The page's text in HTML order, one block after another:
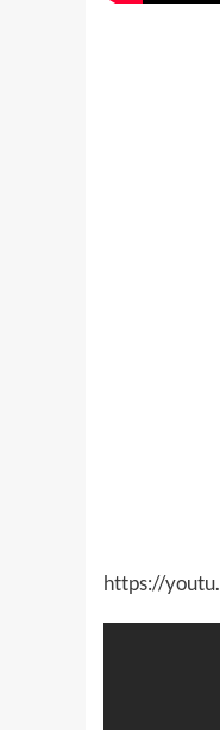
https://